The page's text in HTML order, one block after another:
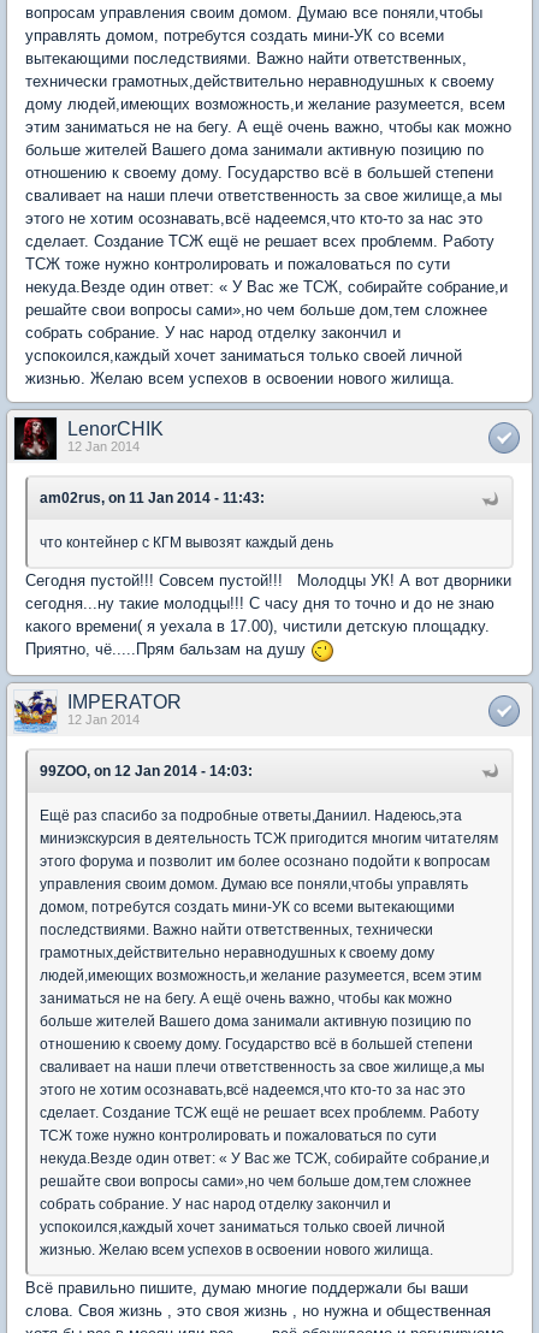
вопросам управления своим домом. Думаю все поняли,чтобы
управлять домом, потребутся создать мини-УК со всеми
вытекающими последствиями. Важно найти ответственных,
технически грамотных,действительно неравнодушных к своему
дому людей,имеющих возможность,и желание разумеется, всем
этим заниматься не на бегу. А ещё очень важно, чтобы как можно
больше жителей Вашего дома занимали активную позицию по
отношению к своему дому. Государство всё в большей степени
сваливает на наши плечи ответственность за свое жилище,а мы
этого не хотим осознавать,всё надеемся,что кто-то за нас это
сделает. Создание ТСЖ ещё не решает всех проблемм. Работу
ТСЖ тоже нужно контролировать и пожаловаться по сути
некуда.Везде один ответ: « У Вас же ТСЖ, собирайте собрание,и
решайте свои вопросы сами»,но чем больше дом,тем сложнее
собрать собрание. У нас народ отделку закончил и
успокоился,каждый хочет заниматься только своей личной
жизнью. Желаю всем успехов в освоении нового жилища.
LenorCHIK
12 Jan 2014
am02rus, on 11 Jan 2014 - 11:43:
что контейнер с КГМ вывозят каждый день
Сегодня пустой!!! Совсем пустой!!! Молодцы УК! А вот дворники
сегодня...ну такие молодцы!!! С часу дня то точно и до не знаю
какого времени( я уехала в 17.00), чистили детскую площадку.
Приятно, чё.....Прям бальзам на душу
IMPERATOR
12 Jan 2014
99ZOO, on 12 Jan 2014 - 14:03:
Ещё раз спасибо за подробные ответы,Даниил. Надеюсь,эта
миниэкскурсия в деятельность ТСЖ пригодится многим читателям
этого форума и позволит им более осознано подойти к вопросам
управления своим домом. Думаю все поняли,чтобы управлять
домом, потребутся создать мини-УК со всеми вытекающими
последствиями. Важно найти ответственных, технически
грамотных,действительно неравнодушных к своему дому
людей,имеющих возможность,и желание разумеется, всем этим
заниматься не на бегу. А ещё очень важно, чтобы как можно
больше жителей Вашего дома занимали активную позицию по
отношению к своему дому. Государство всё в большей степени
сваливает на наши плечи ответственность за свое жилище,а мы
этого не хотим осознавать,всё надеемся,что кто-то за нас это
сделает. Создание ТСЖ ещё не решает всех проблемм. Работу
ТСЖ тоже нужно контролировать и пожаловаться по сути
некуда.Везде один ответ: « У Вас же ТСЖ, собирайте собрание,и
решайте свои вопросы сами»,но чем больше дом,тем сложнее
собрать собрание. У нас народ отделку закончил и
успокоился,каждый хочет заниматься только своей личной
жизнью. Желаю всем успехов в освоении нового жилища.
Всё правильно пишите, думаю многие поддержали бы ваши
слова. Своя жизнь , это своя жизнь , но нужна и общественная